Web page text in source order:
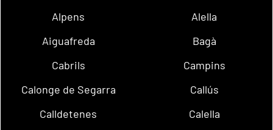
Alpens
Alella
Aiguafreda
Bagà
Cabrils
Campins
Calonge de Segarra
Callús
Calldetenes
Calella